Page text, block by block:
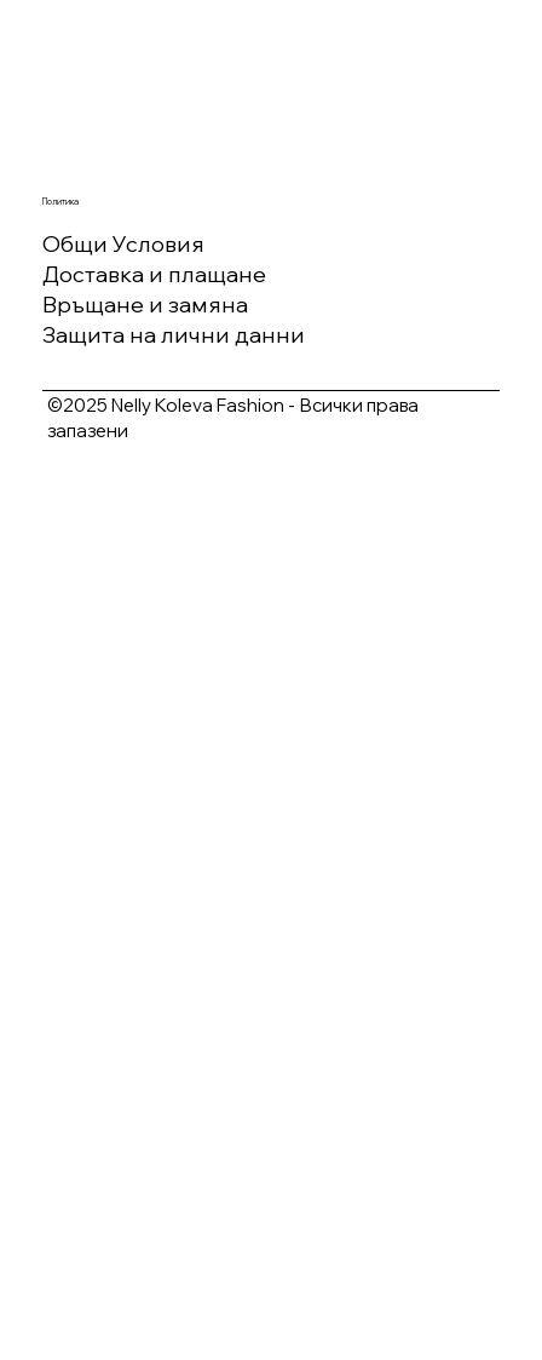
Политика
Общи Условия
Доставка и плащане
Връщане и замяна
Защита на лични данни
©2025 Nelly Koleva Fashion - Всички права
запазени